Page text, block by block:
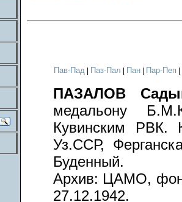
Пав-Пад Паз-Пал Пан Пар-Пеп
ПАЗАЛОВ
медальону
Кувинским РВК.
Уз.ССР,
Буденный.
Архив: ЦАМО,
27.12.1942.